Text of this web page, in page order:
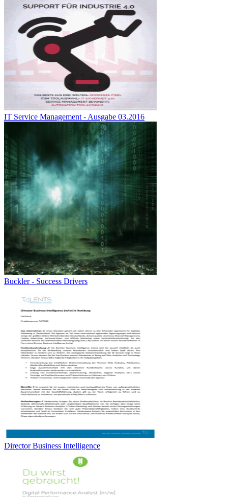
IT Service Management - Ausgabe 03.2016
Buckler - Success Drivers
Director Business Intelligence